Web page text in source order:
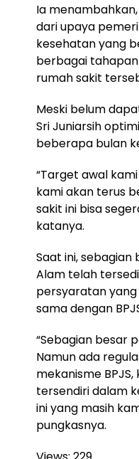
Ia
dari upaya
kesehatan yang
berbagai
rumah sakit
Meski belum
Sri Juniarsih
beberapa bulan
“Target awal
kami akan terus
sakit ini bisa
katanya.
Saat ini, sebagian
Alam telah
persyaratan
sama dengan
“Sebagian besar
Namun ada
mekanisme
tersendiri dalam
ini yang masih
pungkasnya.